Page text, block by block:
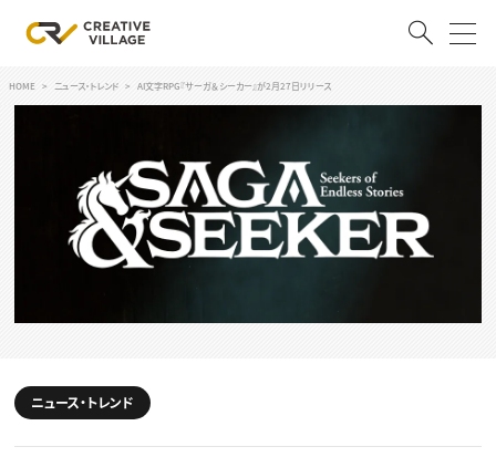
クリエイター求人を探す
特集求人
スキルアップしたい！
スキルアップしたい！ トップ
HOME ニュース・トレンド AI文字RPG『サーガ＆シーカー』が2月27日リリース
ニュース・トレンド